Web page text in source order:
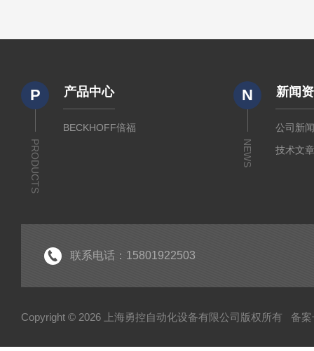
P
PRODUCTS
产品中心
BECKHOFF倍福
N
NEWS
新闻
公司新
技术文
联系电话：15801922503
Copyright © 2026 上海勇控自动化设备有限公司版权所有 备案